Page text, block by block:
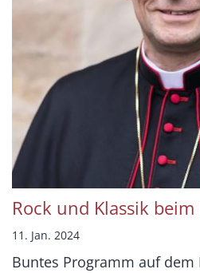
Rock und Klassik
11. Jan. 2024
Buntes Programm auf